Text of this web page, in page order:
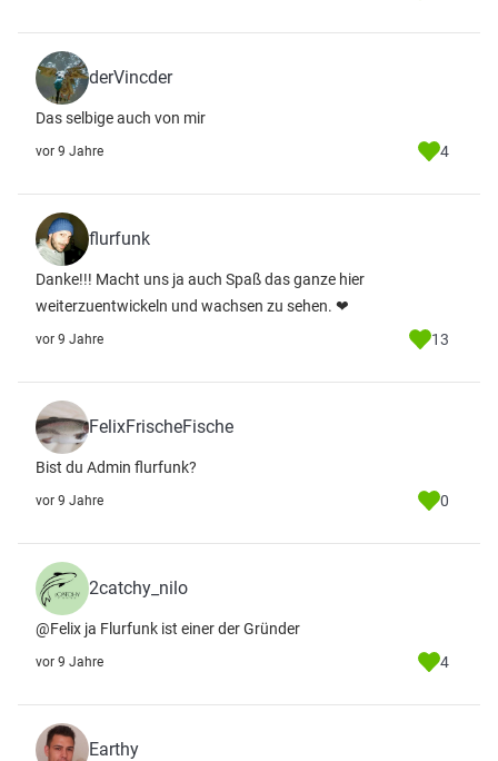
derVincder
Das selbige auch von mir
vor 9 Jahre 4
flurfunk
Danke!!! Macht uns ja auch Spaß das ganze hier
weiterzuentwickeln und wachsen zu sehen. ❤
vor 9 Jahre 13
FelixFrischeFische
Bist du Admin flurfunk?
vor 9 Jahre 0
2catchy_nilo
@Felix ja Flurfunk ist einer der Gründer
vor 9 Jahre 4
Earthy